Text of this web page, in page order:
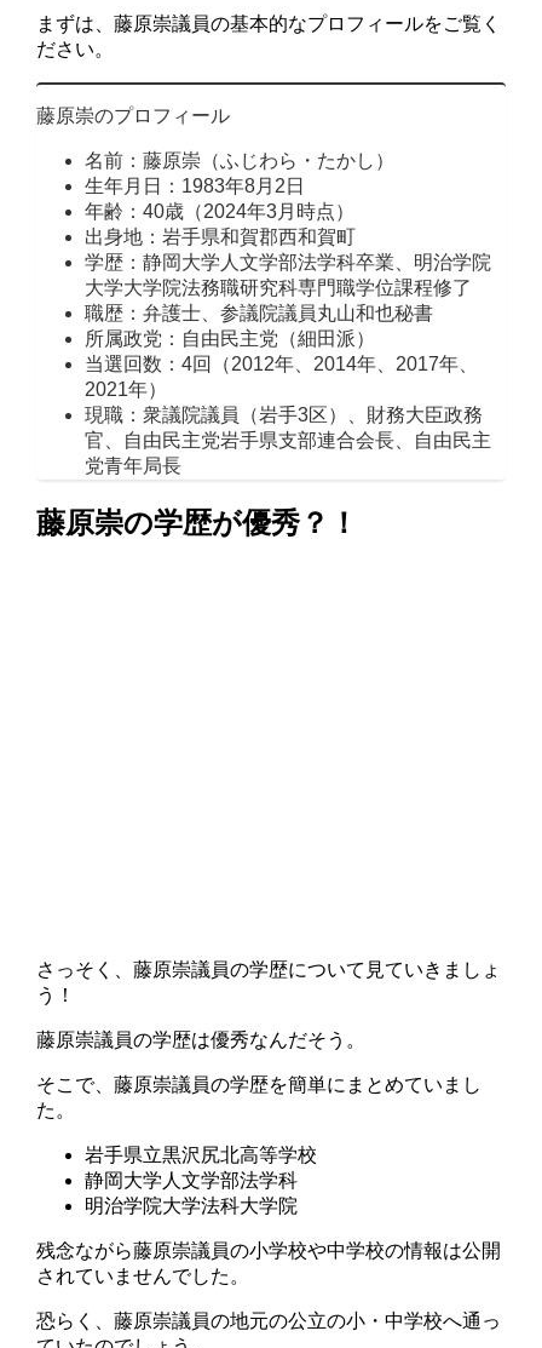
まずは、藤原崇議員の基本的なプロフィールをご覧く
ださい。
藤原崇のプロフィール
名前：藤原崇（ふじわら・たかし）
生年月日：1983年8月2日
年齢：40歳（2024年3月時点）
出身地：岩手県和賀郡西和賀町
学歴：静岡大学人文学部法学科卒業、明治学院
大学大学院法務職研究科専門職学位課程修了
職歴：弁護士、参議院議員丸山和也秘書
所属政党：自由民主党（細田派）
当選回数：4回（2012年、2014年、2017年、
2021年）
現職：衆議院議員（岩手3区）、財務大臣政務
官、自由民主党岩手県支部連合会長、自由民主
党青年局長
藤原崇の学歴が優秀？！
さっそく、藤原崇議員の学歴について見ていきましょ
う！
藤原崇議員の学歴は優秀なんだそう。
そこで、藤原崇議員の学歴を簡単にまとめていまし
た。
岩手県立黒沢尻北高等学校
静岡大学人文学部法学科
明治学院大学法科大学院
残念ながら藤原崇議員の小学校や中学校の情報は公開
されていませんでした。
恐らく、藤原崇議員の地元の公立の小・中学校へ通っ